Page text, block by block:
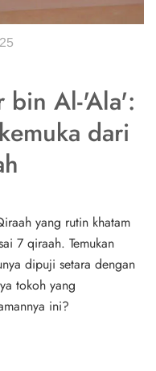
bin Al-'Ala':
dari
yang rutin khatam
7 qiraah. Temukan
dipuji setara dengan
tokoh yang
ini?